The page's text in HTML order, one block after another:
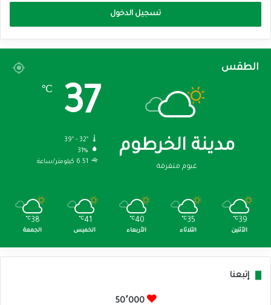
تسجيل الدخول
الطقس
مدينة الخرطوم
غيوم متفرقة
37
℃
39º - 32º
31%
6.51 كيلومتر/ساعة
39
℃
الأثنين
35
℃
الثلاثاء
40
℃
الأربعاء
41
℃
الخميس
38
℃
الجمعة
إتبعنا
50٬000